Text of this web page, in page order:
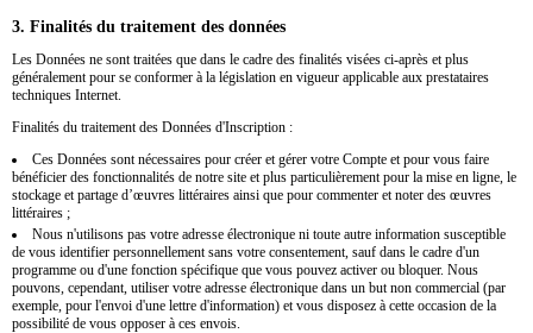
3. Finalités du traitement des données
Les Données ne sont traitées que dans le cadre des finalités visées ci-après et plus
généralement pour se conformer à la législation en vigueur applicable aux prestataires
techniques Internet.
Finalités du traitement des Données d'Inscription :
Ces Données sont nécessaires pour créer et gérer votre Compte et pour vous faire
bénéficier des fonctionnalités de notre site et plus particulièrement pour la mise en ligne, le
stockage et partage d’œuvres littéraires ainsi que pour commenter et noter des œuvres
littéraires ;
Nous n'utilisons pas votre adresse électronique ni toute autre information susceptible
de vous identifier personnellement sans votre consentement, sauf dans le cadre d'un
programme ou d'une fonction spécifique que vous pouvez activer ou bloquer. Nous
pouvons, cependant, utiliser votre adresse électronique dans un but non commercial (par
exemple, pour l'envoi d'une lettre d'information) et vous disposez à cette occasion de la
possibilité de vous opposer à ces envois.